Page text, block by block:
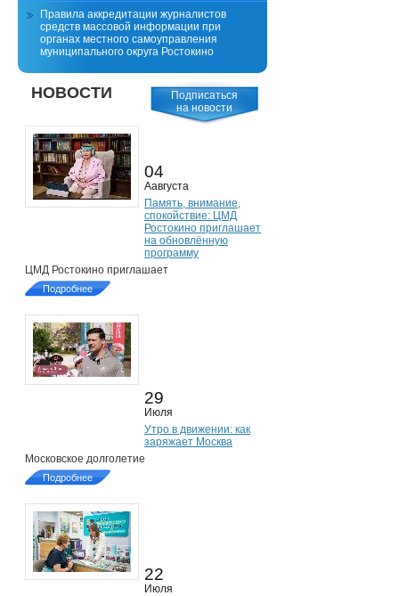
Правила аккредитации журналистов
средств массовой информации при
органах местного самоуправления
муниципального округа Ростокино
Подписаться
на новости
НОВОСТИ
04
Аавгуста
Память, внимание,
спокойствие: ЦМД
Ростокино приглашает
на обновлённую
программу
ЦМД Ростокино приглашает
Подробнее
29
Июля
Утро в движении: как
заряжает Москва
Московское долголетие
Подробнее
22
Июля